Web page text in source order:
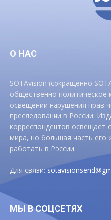
О НАС
SOTAvision (сокращенно
общественно-политическое
освещении нарушения прав
преследовании в России.
корреспондентов освещает
мира, но большая часть его
работать в России.
Для связи:
МЫ В СОЦСЕТЯХ